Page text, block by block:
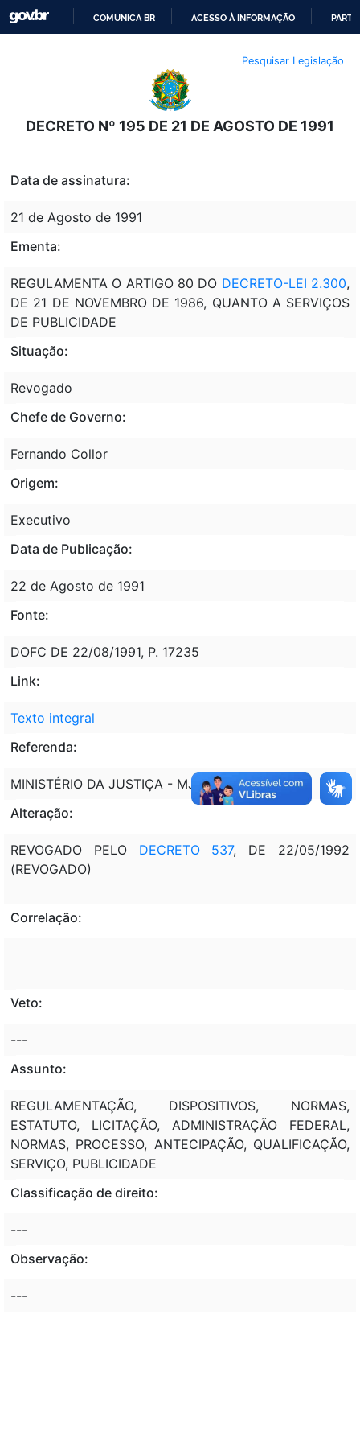
O
CONTEÚDO
COMUNICA BR ACESSO À INFORMAÇÃO
Pesquisar Legislação
DECRETO Nº 195 DE 21 DE AGOSTO DE 1991
Data de assinatura:
21 de Agosto de 1991
Ementa:
REGULAMENTA O ARTIGO 80 DO DECRETO-LEI 2.300,
DE 21 DE NOVEMBRO DE 1986, QUANTO A SERVIÇOS
DE PUBLICIDADE
Situação:
Revogado
Chefe de Governo:
Fernando Collor
Origem:
Executivo
Data de Publicação:
22 de Agosto de 1991
Fonte:
DOFC DE 22/08/1991, P. 17235
Link:
Texto integral
Referenda:
MINISTÉRIO DA JUSTIÇA - MJ
Alteração:
REVOGADO PELO DECRETO 537, DE 22/05/1992
(REVOGADO)
Correlação:
Veto:
---
Assunto:
REGULAMENTAÇÃO, DISPOSITIVOS, NORMAS,
ESTATUTO, LICITAÇÃO, ADMINISTRAÇÃO FEDERAL,
NORMAS, PROCESSO, ANTECIPAÇÃO, QUALIFICAÇÃO,
SERVIÇO, PUBLICIDADE
Classificação de direito:
---
Observação:
---